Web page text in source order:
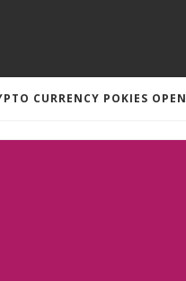
CURRENCY POKIES OPEN